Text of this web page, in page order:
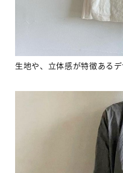
生地や、立体感が特徴ある